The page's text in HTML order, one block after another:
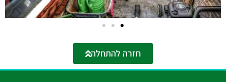
חזרה להתחלה